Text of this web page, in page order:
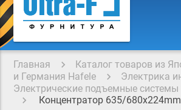
Главная
Каталог товаров из
и Германия Hafele
Электрика
Электрические подъемные системы
Концентратор 635/680x224mm